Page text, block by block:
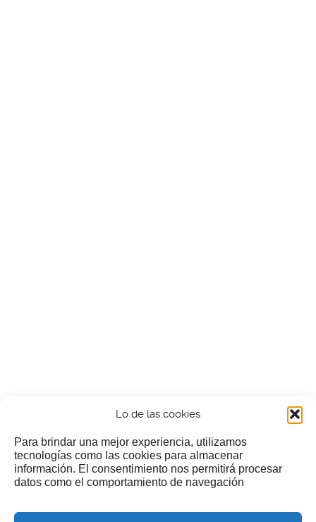
Lo de las cookies
Para brindar una mejor experiencia, utilizamos
tecnologías como las cookies para almacenar
información. El consentimiento nos permitirá procesar
datos como el comportamiento de navegación
¿Nos invitas a un cafecillo?
Si te gusta nuestra web puedes echar limosna a estos